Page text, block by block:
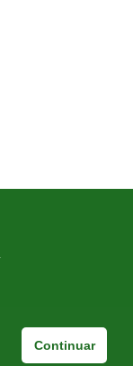
Continuar